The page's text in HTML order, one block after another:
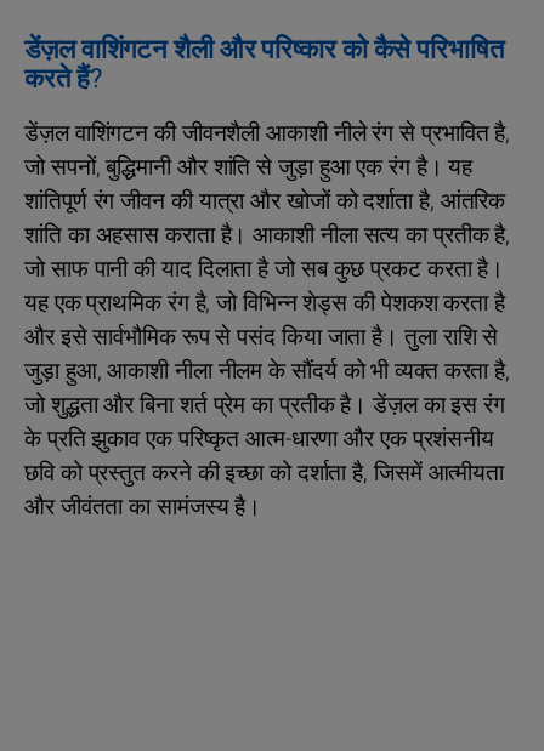
डेंज़ल वाशिंगटन शैली और परिष्कार को कैसे परिभाषित
करते हैं?
डेंज़ल वाशिंगटन की जीवनशैली आकाशी नीले रंग से प्रभावित है,
जो सपनों, बुद्धिमानी और शांति से जुड़ा हुआ एक रंग है। यह
शांतिपूर्ण रंग जीवन की यात्रा और खोजों को दर्शाता है, आंतरिक
शांति का अहसास कराता है। आकाशी नीला सत्य का प्रतीक है,
जो साफ पानी की याद दिलाता है जो सब कुछ प्रकट करता है।
यह एक प्राथमिक रंग है, जो विभिन्न शेड्स की पेशकश करता है
और इसे सार्वभौमिक रूप से पसंद किया जाता है। तुला राशि से
जुड़ा हुआ, आकाशी नीला नीलम के सौंदर्य को भी व्यक्त करता है,
जो शुद्धता और बिना शर्त प्रेम का प्रतीक है। डेंज़ल का इस रंग
के प्रति झुकाव एक परिष्कृत आत्म-धारणा और एक प्रशंसनीय
छवि को प्रस्तुत करने की इच्छा को दर्शाता है, जिसमें आत्मीयता
और जीवंतता का सामंजस्य है।